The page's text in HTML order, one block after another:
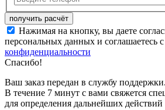
Нажимая на кнопку, вы даете
персональных данных и соглашаетесь с
конфиденциальности
Спасибо!
Ваш заказ передан в службу поддержки.
В течение 7 минут с вами свяжется
для определения дальнейших действий